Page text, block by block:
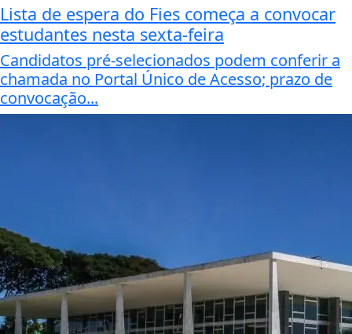
Lista de espera do Fies começa a convocar
estudantes nesta sexta-feira
Candidatos pré-selecionados podem conferir a
chamada no Portal Único de Acesso; prazo de
convocação...